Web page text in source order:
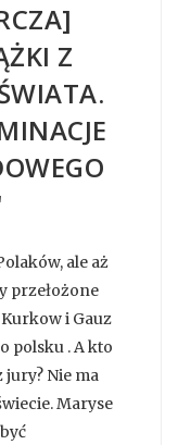
Z
ale aż
przełożone
i Gauz
polsku . A kto
Nie ma
Maryse